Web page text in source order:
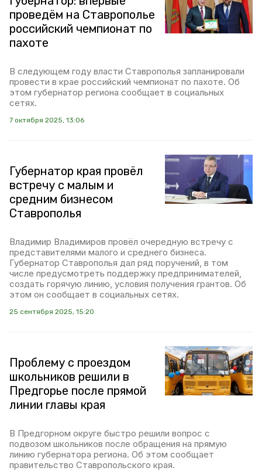
проведём на Ставрополье
российский чемпионат по
пахоте
В следующем году власти Ставрополья запланировали
провести в крае российский чемпионат по пахоте. Об
этом губернатор региона сообщает в социальных
сетях.
7 октября 2025, 13:06
Губернатор края провёл
встречу с малым и
средним бизнесом
Ставрополья
Владимир Владимиров провёл очередную встречу с
представителями малого и среднего бизнеса.
Губернатор Ставрополья дал ряд поручений, в том
числе предусмотреть поддержку предпринимателей,
создать горячую линию, условия получения грантов. Об
этом он сообщает в социальных сетях.
25 сентября 2025, 15:20
Проблему с проездом
школьников решили в
Предгорье после прямой
линии главы края
В Предгорном округе быстро решили вопрос с
подвозом школьников после обращения на прямую
линию губернатора региона. Об этом сообщает
правительство Ставропольского края.